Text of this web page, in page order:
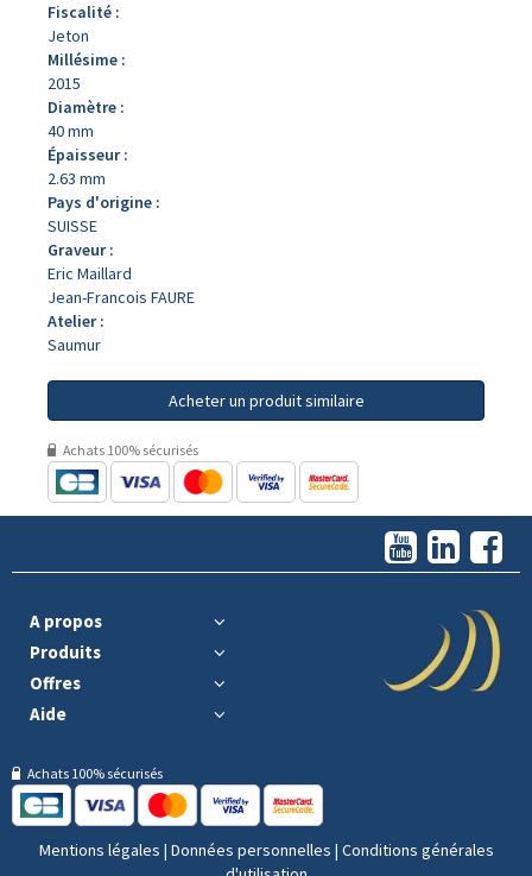
Fiscalité :
Jeton
Millésime :
2015
Diamètre :
40 mm
Épaisseur :
2.63 mm
Pays d'origine :
SUISSE
Graveur :
Eric Maillard
Jean-Francois FAURE
Atelier :
Saumur
Acheter un produit similaire
Achats 100% sécurisés
A propos
Produits
Offres
Aide
Achats 100% sécurisés
Mentions légales | Données personnelles | Conditions générales